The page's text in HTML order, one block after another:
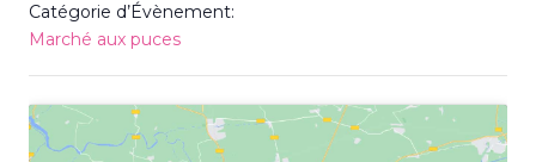
Catégorie d’Évènement:
Marché aux puces